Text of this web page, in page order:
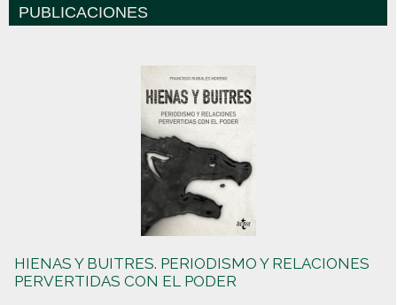
PUBLICACIONES
HIENAS Y BUITRES. PERIODISMO Y RELACIONES
PERVERTIDAS CON EL PODER